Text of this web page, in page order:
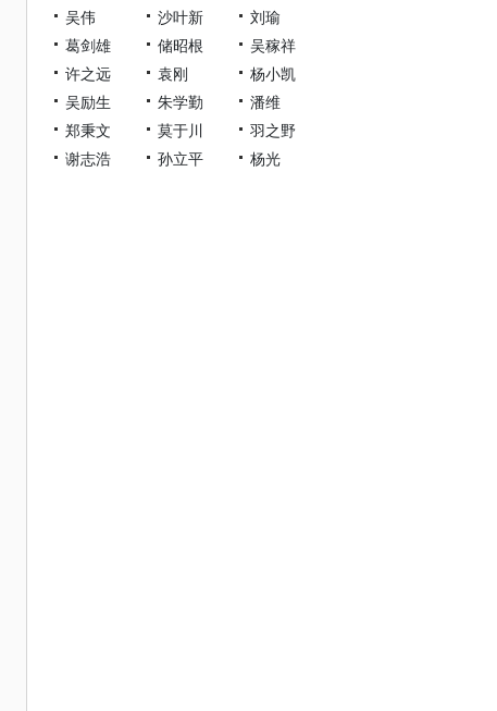
吴伟
沙叶新
刘瑜
葛剑雄
储昭根
吴稼祥
许之远
袁刚
杨小凯
吴励生
朱学勤
潘维
郑秉文
莫于川
羽之野
谢志浩
孙立平 杨光